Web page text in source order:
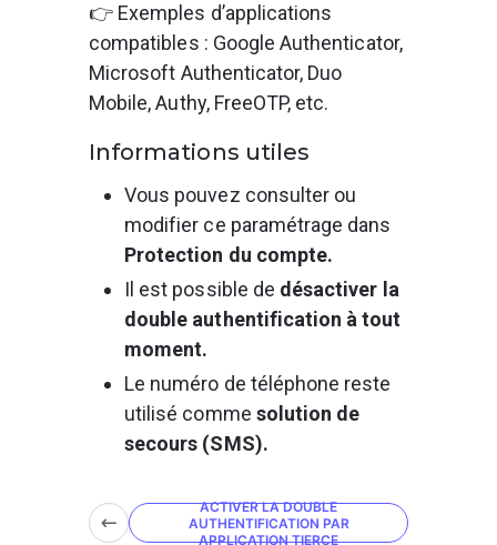
👉 Exemples d’applications
compatibles : Google Authenticator,
Microsoft Authenticator, Duo
Mobile, Authy, FreeOTP, etc.
Informations utiles
Vous pouvez consulter ou
modifier ce paramétrage dans
Protection du compte.
Il est possible de désactiver la
double authentification à tout
moment.
Le numéro de téléphone reste
utilisé comme solution de
secours (SMS).
ACTIVER LA DOUBLE
AUTHENTIFICATION PAR
APPLICATION TIERCE